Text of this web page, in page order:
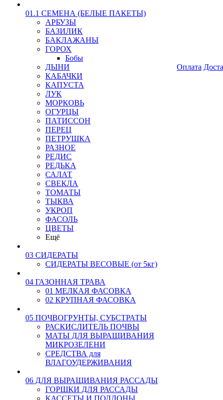
01.1 СЕМЕНА (БЕЛЫЕ ПАКЕТЫ)
АРБУЗЫ
БАЗИЛИК
БАКЛАЖАНЫ
ГОРОХ
Бобы
ДЫНИ
КАБАЧКИ
КАПУСТА
ЛУК
МОРКОВЬ
ОГУРЦЫ
ПАТИССОН
ПЕРЕЦ
ПЕТРУШКА
РАЗНОЕ
РЕДИС
РЕДЬКА
САЛАТ
СВЕКЛА
ТОМАТЫ
ТЫКВА
УКРОП
ФАСОЛЬ
ЦВЕТЫ
Ещё
03 СИДЕРАТЫ
СИДЕРАТЫ ВЕСОВЫЕ (от 5кг)
04 ГАЗОННАЯ ТРАВА
01 МЕЛКАЯ ФАСОВКА
02 КРУПНАЯ ФАСОВКА
05 ПОЧВОГРУНТЫ, СУБСТРАТЫ
РАСКИСЛИТЕЛЬ ПОЧВЫ
МАТЫ ДЛЯ ВЫРАЩИВАНИЯ
МИКРОЗЕЛЕНИ
СРЕДСТВА для
ВЛАГОУДЕРЖИВАНИЯ
06 ДЛЯ ВЫРАЩИВАНИЯ РАССАДЫ
ГОРШКИ ДЛЯ РАССАДЫ
КАССЕТЫ И ПОДДОНЫ
Оплата